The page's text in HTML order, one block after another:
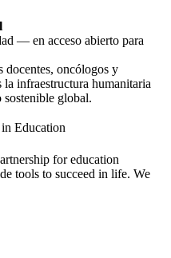
— en acceso abierto para
docentes, oncólogos y
infraestructura humanitaria
sostenible global.
Education
for education
tools to succeed in life. We